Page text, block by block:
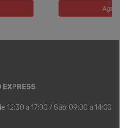
EXPRESS
12:30 a 17:00 / Sáb: 09:00 a 14:00